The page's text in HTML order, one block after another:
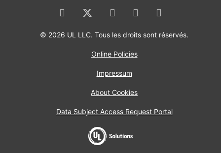
© 2026 UL LLC. Tous les droits sont réservés.
Online Policies
Impressum
About Cookies
Data Subject Access Request Portal